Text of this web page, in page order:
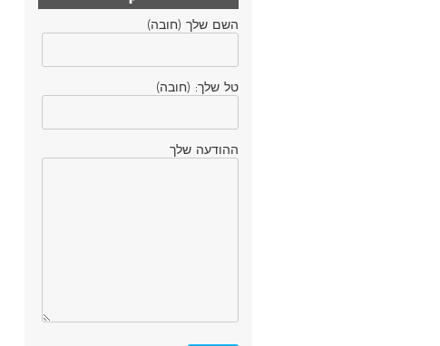
השם שלך (חובה)
טל שלך: (חובה)
ההודעה שלך